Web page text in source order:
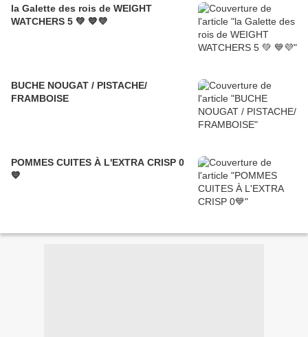
la Galette des rois de WEIGHT
WATCHERS 5 💚 💙💜
BUCHE NOUGAT / PISTACHE/
FRAMBOISE
POMMES CUITES À L'EXTRA CRISP 0
💙